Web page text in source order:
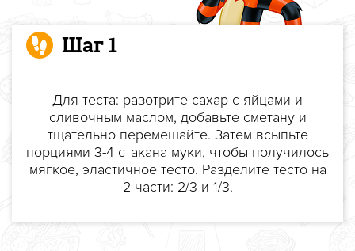
Шаг 1
Для теста: разотрите сахар с яйцами и
сливочным маслом, добавьте сметану и
тщательно перемешайте. Затем всыпьте
порциями 3-4 стакана муки, чтобы получилось
мягкое, эластичное тесто. Разделите тесто на
2 части: 2/3 и 1/3.